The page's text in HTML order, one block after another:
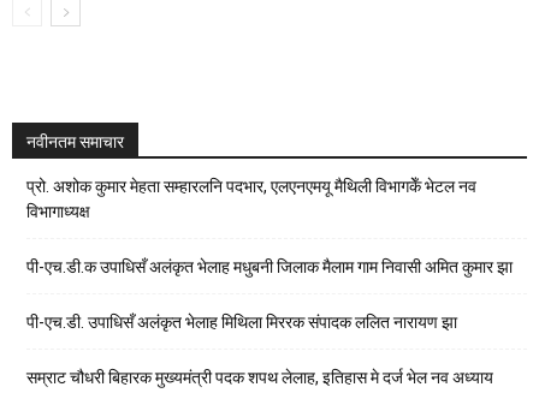
नवीनतम समाचार
प्रो. अशोक कुमार मेहता सम्हारलनि पदभार, एलएनएमयू मैथिली विभागकेँ भेटल नव
विभागाध्यक्ष
पी-एच.डी.क उपाधिसँ अलंकृत भेलाह मधुबनी जिलाक मैलाम गाम निवासी अमित कुमार झा
पी-एच.डी. उपाधिसँ अलंकृत भेलाह मिथिला मिररक संपादक ललित नारायण झा
सम्राट चौधरी बिहारक मुख्यमंत्री पदक शपथ लेलाह, इतिहास मे दर्ज भेल नव अध्याय